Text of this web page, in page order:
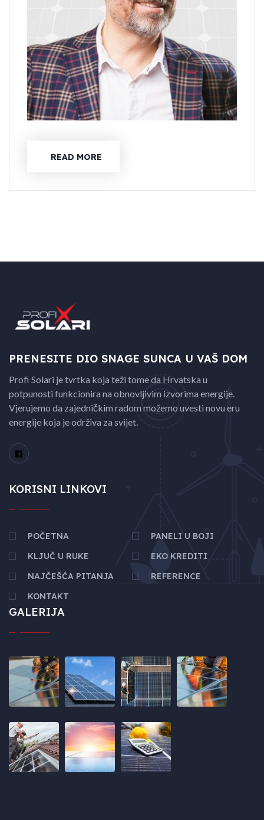
READ MORE
PRENESITE DIO SNAGE SUNCA U VAŠ DOM
Profi Solari je tvrtka koja teži tome da Hrvatska u
potpunosti funkcionira na obnovljivim izvorima energije.
Vjerujemo da zajedničkim radom možemo uvesti novu eru
energije koja je održiva za svijet.
KORISNI LINKOVI
POČETNA
PANELI U BOJI
KLJUČ U RUKE
EKO KREDITI
NAJČEŠĆA PITANJA
REFERENCE
KONTAKT
GALERIJA